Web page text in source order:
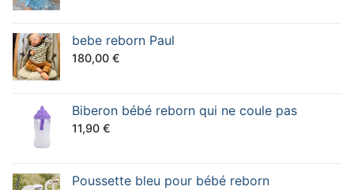
bebe reborn Paul
180,00 €
Biberon bébé reborn qui ne coule pas
11,90 €
Poussette bleu pour bébé reborn